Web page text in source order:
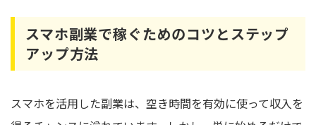
スマホ副業で稼ぐためのコツとステップ
アップ方法
スマホを活用した副業は、空き時間を有効に使って収入を